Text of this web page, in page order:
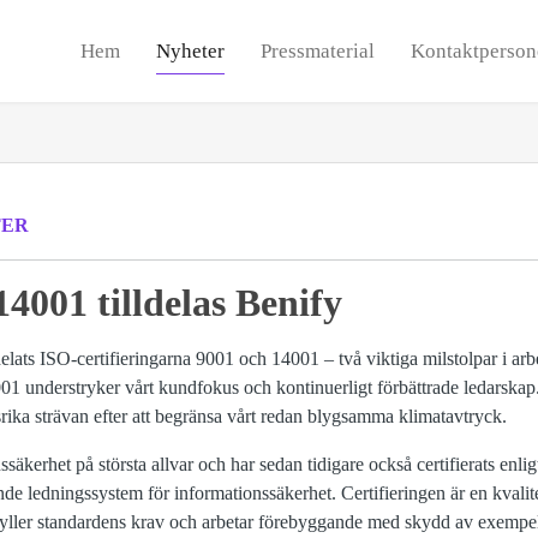
Hem Nyheter Pressmaterial
tilldelas Benify
ISO-certifieringarna 9001 och 14001 – två viktiga milstolpar i
understryker vårt kundfokus och kontinuerligt förbättrade
strävan efter att begränsa vårt redan blygsamma klimatavtryck.
på största allvar och har sedan tidigare också certifierats
ledningssystem för informationssäkerhet. Certifieringen är en
standardens krav och arbetar förebyggande med skydd av